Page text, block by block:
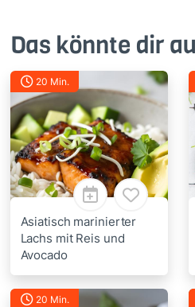
Das könnte dir
20 Min.
Asiatisch marinierter
Lachs mit Reis und
Avocado
20 Min.